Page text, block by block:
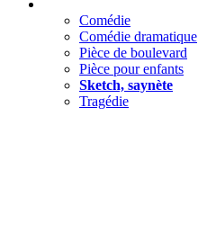
Comédie
Comédie dramatique
Pièce de boulevard
Pièce pour enfants
Sketch, saynète
Tragédie